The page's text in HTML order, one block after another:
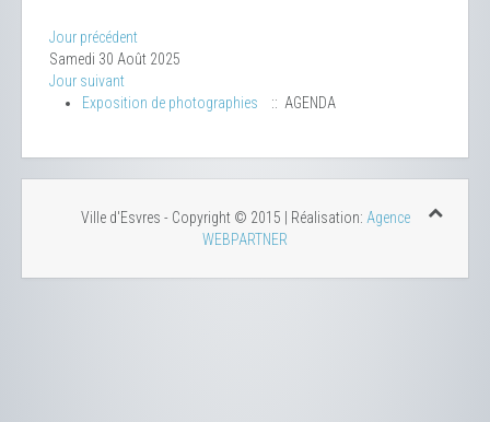
Jour précédent
Samedi 30 Août 2025
Jour suivant
Exposition de photographies
:: AGENDA
Ville d'Esvres - Copyright © 2015 | Réalisation: Agence
WEBPARTNER